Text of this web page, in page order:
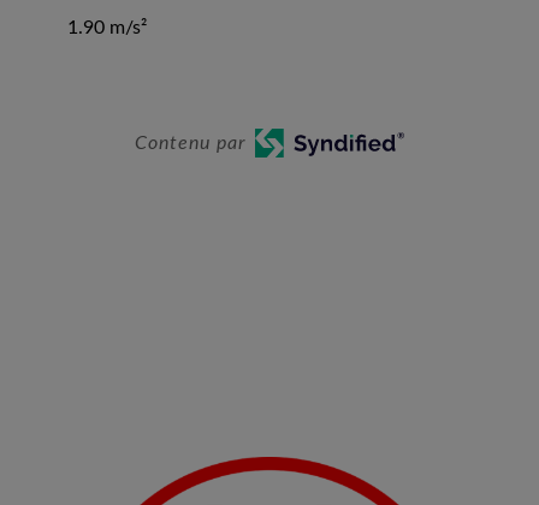
1.90 m/s²
Contenu par